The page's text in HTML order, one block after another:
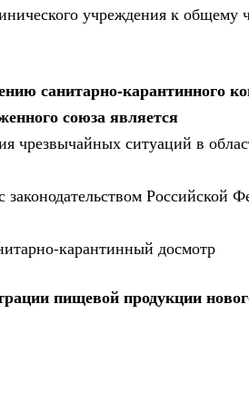
учреждения к общему
санитарно-карантинного
союза является
чрезвычайных ситуаций в
Российской
карантинный досмотр
пищевой продукции